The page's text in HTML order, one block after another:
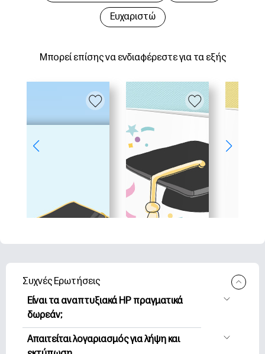
Μπορεί επίσης να ενδιαφέρεστε για τα εξής
Ευχαριστώ
Συχνές Ερωτήσεις
Είναι τα αναπτυξιακά HP πραγματικά
δωρεάν;
Η HP Printables προσφέρει 2,500+
δωρεάν εκτυπώσιμα για λήψη και
Απαιτείται λογαριασμός για λήψη και